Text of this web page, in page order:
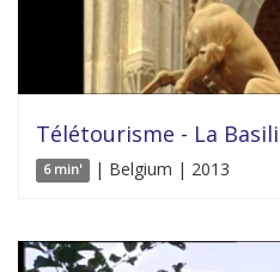
Télétourisme - La
6 min' | Belgium | 2013